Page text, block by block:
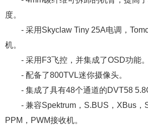
度。
- 采用Skyclaw Tiny 25A电调，
机。
- 采用F3飞控，并集成了OSD功能。
- 配备了800TVL迷你摄像头。
- 集成了具有48个通道的DVT58
- 兼容Spektrum，S.BUS，XBus，
PPM，PWM接收机。